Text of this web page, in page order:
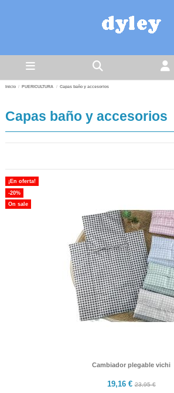
Inicio PUERICULTURA Capas baño y accesorios
Capas baño y accesorios
¡En oferta!
-20%
On sale
Cambiador plegable vichi
19,16 €23,95 €